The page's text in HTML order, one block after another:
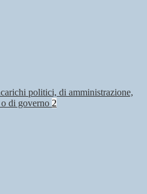
politici, di amministrazione,
di governo 2